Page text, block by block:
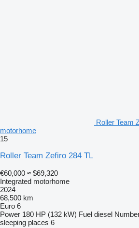
Roller Team
motorhome
15
Roller Team Zefiro 284 TL
€60,000 ≈ $69,320
Integrated motorhome
2024
68,500 km
Euro 6
Power 180 HP (132 kW) Fuel diesel
sleeping places 6